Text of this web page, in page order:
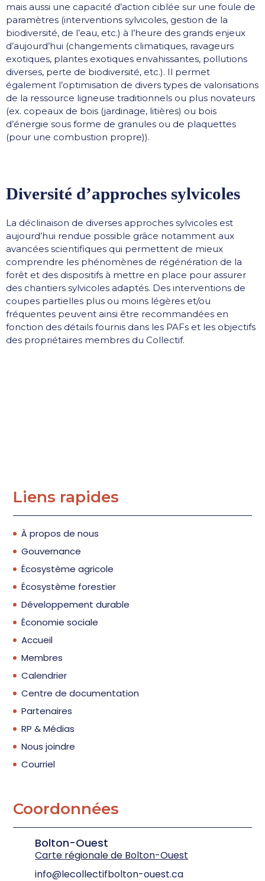
mais aussi une capacité d’action ciblée sur une foule de
paramètres (interventions sylvicoles, gestion de la
biodiversité, de l’eau, etc.) à l’heure des grands enjeux
d’aujourd’hui (changements climatiques, ravageurs
exotiques, plantes exotiques envahissantes, pollutions
diverses, perte de biodiversité, etc.). Il permet
également l’optimisation de divers types de valorisations
de la ressource ligneuse traditionnels ou plus novateurs
(ex. copeaux de bois (jardinage, litières) ou bois
d’énergie sous forme de granules ou de plaquettes
(pour une combustion propre)).
Diversité d’approches sylvicoles
La déclinaison de diverses approches sylvicoles est
aujourd’hui rendue possible grâce notamment aux
avancées scientifiques qui permettent de mieux
comprendre les phénomènes de régénération de la
forêt et des dispositifs à mettre en place pour assurer
des chantiers sylvicoles adaptés. Des interventions de
coupes partielles plus ou moins légères et/ou
fréquentes peuvent ainsi être recommandées en
fonction des détails fournis dans les PAFs et les objectifs
des propriétaires membres du Collectif.
Liens rapides
À propos de nous
Gouvernance
Écosystème agricole
Écosystème forestier
Développement durable
Économie sociale
Accueil
Membres
Calendrier
Centre de documentation
Partenaires
RP & Médias
Nous joindre
Courriel
Coordonnées
Carte régionale de Bolton-Ouest
Bolton-Ouest
info@lecollectifbolton-ouest.ca